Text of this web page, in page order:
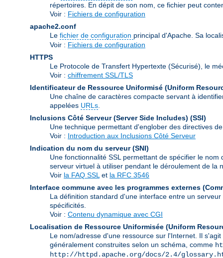
répertoires. En dépit de son nom, ce fichier peut
Voir : Fichiers de configuration
apache2.conf
Le fichier de configuration principal d'Apache. Sa
Voir : Fichiers de configuration
HTTPS
Le Protocole de Transfert Hypertexte (Sécurisé), le
Voir : chiffrement SSL/TLS
Identificateur de Ressource Uniformisé (Uniform
Une chaîne de caractères compacte servant à
appelées URLs
Inclusions Côté Serveur (Server Side Includes) (SSI)
Une technique permettant d'englober des directives
Voir : Introduction aux Inclusions Côté Serveur
Indication du nom du serveur (SNI)
Une fonctionnalité SSL permettant de spécifier le
serveur virtuel à utiliser pendant le déroulement de la
Voir la FAQ SSL et la RFC 3546
Interface commune avec les programmes externes
La définition standard d'une interface entre un
spécificités.
Voir : Contenu dynamique avec CGI
Localisation de Ressource Uniformisée (Uniform
Le nom/adresse d'une ressource sur l'Internet. Il
généralement construites selon un schéma, comme
http://httpd.apache.org/docs/2.4/